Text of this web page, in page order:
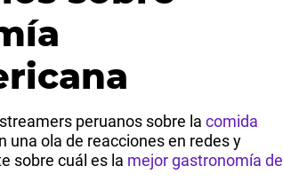
peruanos sobre la comida
una ola de reacciones en redes y
sobre cuál es la mejor gastronomía de